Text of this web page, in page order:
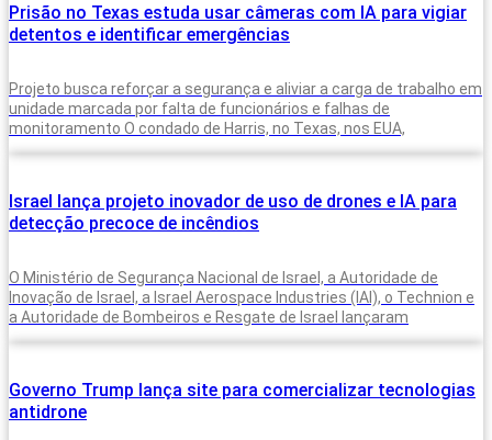
Prisão no Texas estuda usar câmeras com IA para vigiar
detentos e identificar emergências
Projeto busca reforçar a segurança e aliviar a carga de trabalho em
unidade marcada por falta de funcionários e falhas de
monitoramento O condado de Harris, no Texas, nos EUA,
Israel lança projeto inovador de uso de drones e IA para
detecção precoce de incêndios
O Ministério de Segurança Nacional de Israel, a Autoridade de
Inovação de Israel, a Israel Aerospace Industries (IAI), o Technion e
a Autoridade de Bombeiros e Resgate de Israel lançaram
Governo Trump lança site para comercializar tecnologias
antidrone